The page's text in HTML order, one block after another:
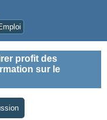
profit des
sur le